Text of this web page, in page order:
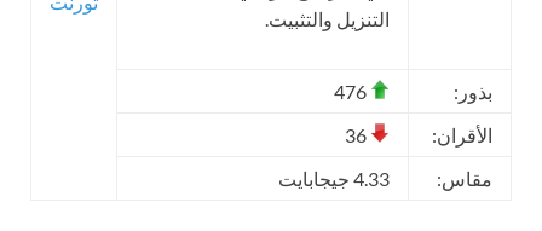
التنزيل والتثبيت.
بذور:
الأقران:
مقاس:
4.33 جيجابايت